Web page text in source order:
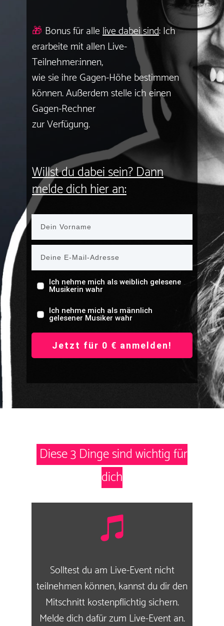
🎁 Bonus für allelive dabei sind: Ich
erarbeite mit allen Live-
Teilnehmer:innen,
wie sie ihre Gagen-Höhe bestimmen
können. Außerdem stelle ich einen
Gagen-Rechner
zurVerfügung.
Willst du dabei sein? Dann
melde dich hier an:
Ich nehme mich als weiblich gelesene
Musikerin wahr
Ich nehme mich als männlich
gelesener Musiker wahr
Jetzt für 0 € anmelden!
Diese3 Dinge sind wichtig für
dich
Solltest du am Live-Event nicht
teilnehmen können, kannst du dir den
Mitschnitt kostenpflichtig sichern.
Melde dich dafür zum Live-Event an.